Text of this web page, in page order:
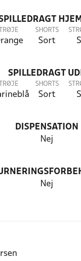
TRØJE SHORTS
Sort
SPILLEDRAGT
TRØJE SHORTS
Sort
DISPENSATION
Nej
Nej